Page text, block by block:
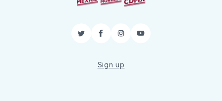
TwitterFacebook
InstagramYouTube
Sign up